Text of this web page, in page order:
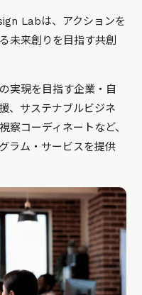
Labは、アクションを
未来創りを目指す共創
実現を目指す企業・自
、サステナブルビジネ
察コーディネートなど、
ラム・サービスを提供